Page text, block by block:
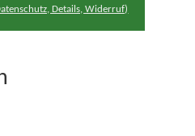
Details, Widerruf)